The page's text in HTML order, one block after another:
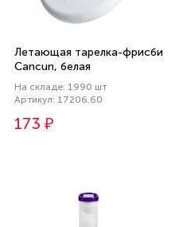
Летающая тарелка-фрисби
Cancun, белая
На складе: 1990 шт
Артикул: 17206.60
173 ₽